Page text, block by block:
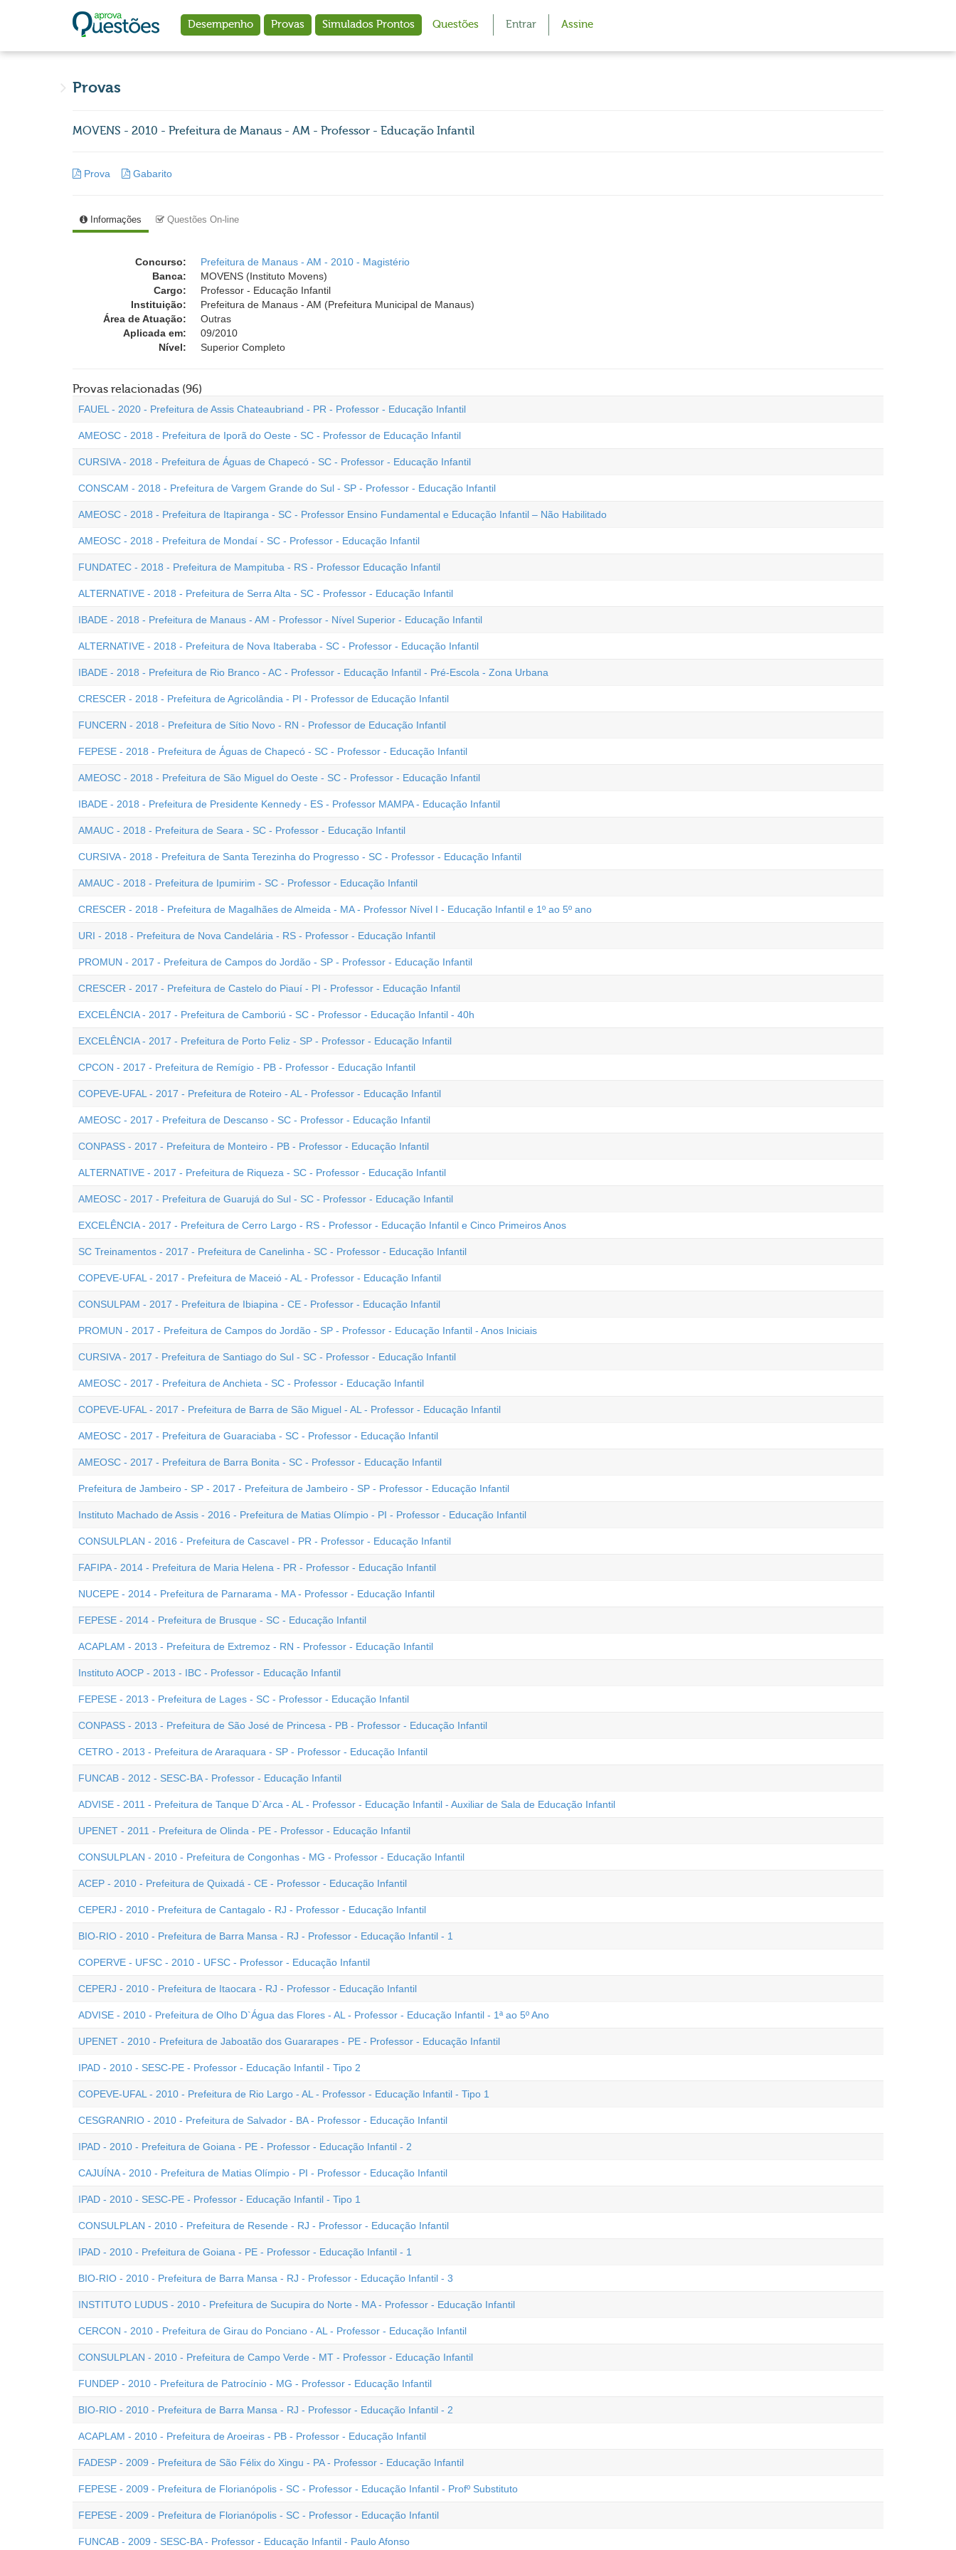
Desempenho Provas Simulados Prontos Questões Entrar Assine
Provas
MOVENS - 2010 - Prefeitura de Manaus - AM - Professor - Educação Infantil
Prova Gabarito
Informações Questões On-line
Concurso:
Prefeitura de Manaus - AM - 2010 - Magistério
Banca:
MOVENS (Instituto Movens)
Cargo:
Professor - Educação Infantil
Instituição:
Prefeitura de Manaus - AM (Prefeitura Municipal de Manaus)
Área de Atuação:
Outras
Aplicada em:
09/2010
Nível:
Superior Completo
Provas relacionadas (96)
FAUEL - 2020 - Prefeitura de Assis Chateaubriand - PR - Professor - Educação Infantil
AMEOSC - 2018 - Prefeitura de Iporã do Oeste - SC - Professor de Educação Infantil
CURSIVA - 2018 - Prefeitura de Águas de Chapecó - SC - Professor - Educação Infantil
CONSCAM - 2018 - Prefeitura de Vargem Grande do Sul - SP - Professor - Educação Infantil
AMEOSC - 2018 - Prefeitura de Itapiranga - SC - Professor Ensino Fundamental e Educação Infantil – Não Habilitado
AMEOSC - 2018 - Prefeitura de Mondaí - SC - Professor - Educação Infantil
FUNDATEC - 2018 - Prefeitura de Mampituba - RS - Professor Educação Infantil
ALTERNATIVE - 2018 - Prefeitura de Serra Alta - SC - Professor - Educação Infantil
IBADE - 2018 - Prefeitura de Manaus - AM - Professor - Nível Superior - Educação Infantil
ALTERNATIVE - 2018 - Prefeitura de Nova Itaberaba - SC - Professor - Educação Infantil
IBADE - 2018 - Prefeitura de Rio Branco - AC - Professor - Educação Infantil - Pré-Escola - Zona Urbana
CRESCER - 2018 - Prefeitura de Agricolândia - PI - Professor de Educação Infantil
FUNCERN - 2018 - Prefeitura de Sítio Novo - RN - Professor de Educação Infantil
FEPESE - 2018 - Prefeitura de Águas de Chapecó - SC - Professor - Educação Infantil
AMEOSC - 2018 - Prefeitura de São Miguel do Oeste - SC - Professor - Educação Infantil
IBADE - 2018 - Prefeitura de Presidente Kennedy - ES - Professor MAMPA - Educação Infantil
AMAUC - 2018 - Prefeitura de Seara - SC - Professor - Educação Infantil
CURSIVA - 2018 - Prefeitura de Santa Terezinha do Progresso - SC - Professor - Educação Infantil
AMAUC - 2018 - Prefeitura de Ipumirim - SC - Professor - Educação Infantil
CRESCER - 2018 - Prefeitura de Magalhães de Almeida - MA - Professor Nível I - Educação Infantil e 1º ao 5º ano
URI - 2018 - Prefeitura de Nova Candelária - RS - Professor - Educação Infantil
PROMUN - 2017 - Prefeitura de Campos do Jordão - SP - Professor - Educação Infantil
CRESCER - 2017 - Prefeitura de Castelo do Piauí - PI - Professor - Educação Infantil
EXCELÊNCIA - 2017 - Prefeitura de Camboriú - SC - Professor - Educação Infantil - 40h
EXCELÊNCIA - 2017 - Prefeitura de Porto Feliz - SP - Professor - Educação Infantil
CPCON - 2017 - Prefeitura de Remígio - PB - Professor - Educação Infantil
COPEVE-UFAL - 2017 - Prefeitura de Roteiro - AL - Professor - Educação Infantil
AMEOSC - 2017 - Prefeitura de Descanso - SC - Professor - Educação Infantil
CONPASS - 2017 - Prefeitura de Monteiro - PB - Professor - Educação Infantil
ALTERNATIVE - 2017 - Prefeitura de Riqueza - SC - Professor - Educação Infantil
AMEOSC - 2017 - Prefeitura de Guarujá do Sul - SC - Professor - Educação Infantil
EXCELÊNCIA - 2017 - Prefeitura de Cerro Largo - RS - Professor - Educação Infantil e Cinco Primeiros Anos
SC Treinamentos - 2017 - Prefeitura de Canelinha - SC - Professor - Educação Infantil
COPEVE-UFAL - 2017 - Prefeitura de Maceió - AL - Professor - Educação Infantil
CONSULPAM - 2017 - Prefeitura de Ibiapina - CE - Professor - Educação Infantil
PROMUN - 2017 - Prefeitura de Campos do Jordão - SP - Professor - Educação Infantil - Anos Iniciais
CURSIVA - 2017 - Prefeitura de Santiago do Sul - SC - Professor - Educação Infantil
AMEOSC - 2017 - Prefeitura de Anchieta - SC - Professor - Educação Infantil
COPEVE-UFAL - 2017 - Prefeitura de Barra de São Miguel - AL - Professor - Educação Infantil
AMEOSC - 2017 - Prefeitura de Guaraciaba - SC - Professor - Educação Infantil
AMEOSC - 2017 - Prefeitura de Barra Bonita - SC - Professor - Educação Infantil
Prefeitura de Jambeiro - SP - 2017 - Prefeitura de Jambeiro - SP - Professor - Educação Infantil
Instituto Machado de Assis - 2016 - Prefeitura de Matias Olímpio - PI - Professor - Educação Infantil
CONSULPLAN - 2016 - Prefeitura de Cascavel - PR - Professor - Educação Infantil
FAFIPA - 2014 - Prefeitura de Maria Helena - PR - Professor - Educação Infantil
NUCEPE - 2014 - Prefeitura de Parnarama - MA - Professor - Educação Infantil
FEPESE - 2014 - Prefeitura de Brusque - SC - Educação Infantil
ACAPLAM - 2013 - Prefeitura de Extremoz - RN - Professor - Educação Infantil
Instituto AOCP - 2013 - IBC - Professor - Educação Infantil
FEPESE - 2013 - Prefeitura de Lages - SC - Professor - Educação Infantil
CONPASS - 2013 - Prefeitura de São José de Princesa - PB - Professor - Educação Infantil
CETRO - 2013 - Prefeitura de Araraquara - SP - Professor - Educação Infantil
FUNCAB - 2012 - SESC-BA - Professor - Educação Infantil
ADVISE - 2011 - Prefeitura de Tanque D`Arca - AL - Professor - Educação Infantil - Auxiliar de Sala de Educação Infantil
UPENET - 2011 - Prefeitura de Olinda - PE - Professor - Educação Infantil
CONSULPLAN - 2010 - Prefeitura de Congonhas - MG - Professor - Educação Infantil
ACEP - 2010 - Prefeitura de Quixadá - CE - Professor - Educação Infantil
CEPERJ - 2010 - Prefeitura de Cantagalo - RJ - Professor - Educação Infantil
BIO-RIO - 2010 - Prefeitura de Barra Mansa - RJ - Professor - Educação Infantil - 1
COPERVE - UFSC - 2010 - UFSC - Professor - Educação Infantil
CEPERJ - 2010 - Prefeitura de Itaocara - RJ - Professor - Educação Infantil
ADVISE - 2010 - Prefeitura de Olho D`Água das Flores - AL - Professor - Educação Infantil - 1ª ao 5º Ano
UPENET - 2010 - Prefeitura de Jaboatão dos Guararapes - PE - Professor - Educação Infantil
IPAD - 2010 - SESC-PE - Professor - Educação Infantil - Tipo 2
COPEVE-UFAL - 2010 - Prefeitura de Rio Largo - AL - Professor - Educação Infantil - Tipo 1
CESGRANRIO - 2010 - Prefeitura de Salvador - BA - Professor - Educação Infantil
IPAD - 2010 - Prefeitura de Goiana - PE - Professor - Educação Infantil - 2
CAJUÍNA - 2010 - Prefeitura de Matias Olímpio - PI - Professor - Educação Infantil
IPAD - 2010 - SESC-PE - Professor - Educação Infantil - Tipo 1
CONSULPLAN - 2010 - Prefeitura de Resende - RJ - Professor - Educação Infantil
IPAD - 2010 - Prefeitura de Goiana - PE - Professor - Educação Infantil - 1
BIO-RIO - 2010 - Prefeitura de Barra Mansa - RJ - Professor - Educação Infantil - 3
INSTITUTO LUDUS - 2010 - Prefeitura de Sucupira do Norte - MA - Professor - Educação Infantil
CERCON - 2010 - Prefeitura de Girau do Ponciano - AL - Professor - Educação Infantil
CONSULPLAN - 2010 - Prefeitura de Campo Verde - MT - Professor - Educação Infantil
FUNDEP - 2010 - Prefeitura de Patrocínio - MG - Professor - Educação Infantil
BIO-RIO - 2010 - Prefeitura de Barra Mansa - RJ - Professor - Educação Infantil - 2
ACAPLAM - 2010 - Prefeitura de Aroeiras - PB - Professor - Educação Infantil
FADESP - 2009 - Prefeitura de São Félix do Xingu - PA - Professor - Educação Infantil
FEPESE - 2009 - Prefeitura de Florianópolis - SC - Professor - Educação Infantil - Profº Substituto
FEPESE - 2009 - Prefeitura de Florianópolis - SC - Professor - Educação Infantil
FUNCAB - 2009 - SESC-BA - Professor - Educação Infantil - Paulo Afonso